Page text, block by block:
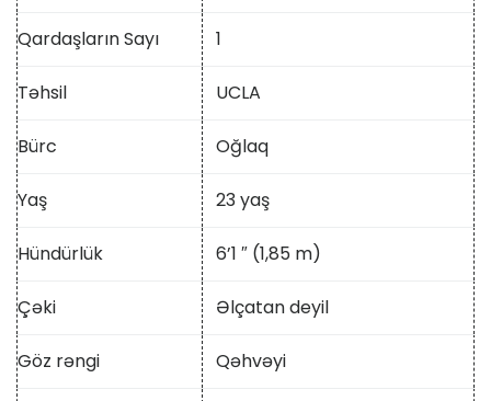
Qardaşların Sayı 1
Təhsil UCLA
Bürc Oğlaq
Yaş 23 yaş
Hündürlük 6’1 ″ (1,85 m)
Çəki Əlçatan deyil
Göz rəngi Qəhvəyi